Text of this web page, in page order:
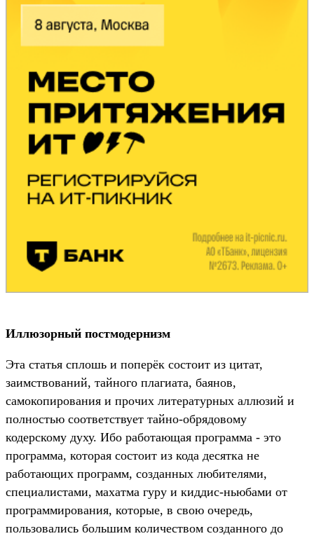
Иллюзорный постмодернизм
Эта статья сплошь и поперёк состоит из цитат,
заимствований, тайного плагиата, баянов,
самокопирования и прочих литературных аллюзий и
полностью соответствует тайно-обрядовому
кодерскому духу. Ибо работающая программа - это
программа, которая состоит из кода десятка не
работающих программ, созданных любителями,
специалистами, махатма гуру и киддис-ньюбами от
программирования, которые, в свою очередь,
пользовались большим количеством созданного до